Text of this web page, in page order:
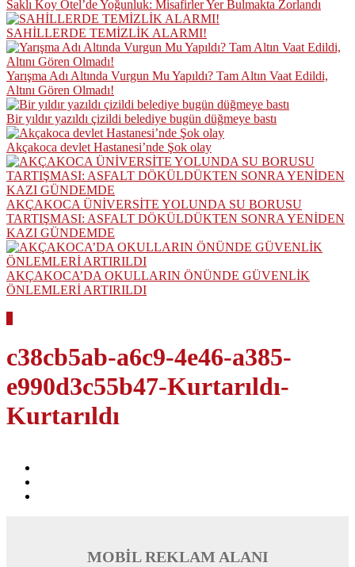
Saklı Koy Otel’de Yoğunluk: Misafirler Yer Bulmakta Zorlandı
SAHİLLERDE TEMİZLİK ALARMI!
Yarışma Adı Altında Vurgun Mu Yapıldı? Tam Altın Vaat Edildi,
Altını Gören Olmadı!
Bir yıldır yazıldı çizildi belediye bugün düğmeye bastı
Akçakoca devlet Hastanesi’nde Şok olay
AKÇAKOCA ÜNİVERSİTE YOLUNDA SU BORUSU
TARTIŞMASI: ASFALT DÖKÜLDÜKTEN SONRA YENİDEN
KAZI GÜNDEMDE
AKÇAKOCA’DA OKULLARIN ÖNÜNDE GÜVENLİK
ÖNLEMLERİ ARTIRILDI
c38cb5ab-a6c9-4e46-a385-
e990d3c55b47-Kurtarıldı-
Kurtarıldı
MOBİL REKLAM ALANI